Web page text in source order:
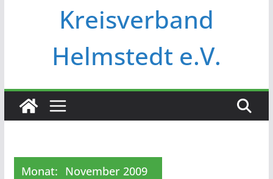
Kreisverband
Helmstedt e.V.
Monat: November 2009